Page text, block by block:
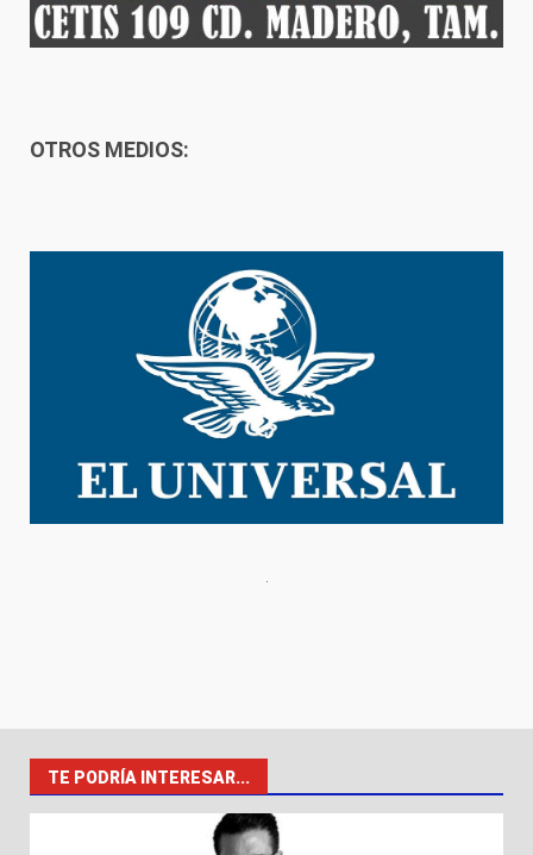
OTROS MEDIOS:
TE PODRÍA INTERESAR...